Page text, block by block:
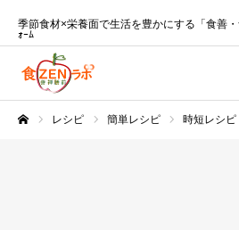
季節食材×栄養面で生活を豊かにする「食善・
ｫｰﾑ
レシピ 簡単レシピ 時短レシピ